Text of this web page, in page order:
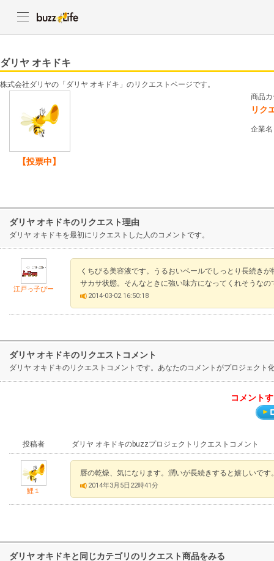
ダリヤ オキドキ
株式会社ダリヤの「ダリヤ オキドキ」のリクエストページです。
【投票中】
商品
リク
企業
ダリヤ オキドキのリクエスト理由
ダリヤ オキドキを最初にリクエストした人のコメントです。
江戸っ子ぴー
くちびる美容液です。うるおいベールでしっとり長続き
サカサ状態。そんなときに強い味方になってくれそうな
2014-03-02 16:50:18
ダリヤ オキドキのリクエストコメント
ダリヤ オキドキのリクエストコメントです。あなたのコメントがプロジェクト
コメント
投稿者 ダリヤ オキドキのbuzzプロジェクトリクエストコメント
鯉１
唇の乾燥、気になります。潤いが長続きすると嬉しいで
2014年3月5日22時41分
ダリヤ オキドキと同じカテゴリのリクエスト商品をみる